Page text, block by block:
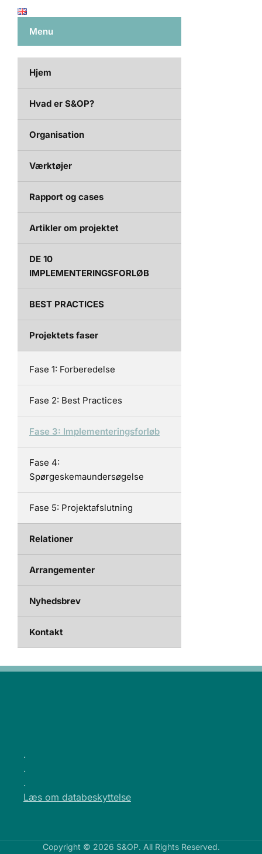
Menu
Hjem
Hvad er S&OP?
Organisation
Værktøjer
Rapport og cases
Artikler om projektet
DE 10
IMPLEMENTERINGSFORLØB
BEST PRACTICES
Projektets faser
Fase 1: Forberedelse
Fase 2: Best Practices
Fase 3: Implementeringsforløb
Fase 4:
Spørgeskemaundersøgelse
Fase 5: Projektafslutning
Relationer
Arrangementer
Nyhedsbrev
Kontakt
.
.
.
Læs om databeskyttelse
Copyright © 2026 S&OP. All Rights Reserved.